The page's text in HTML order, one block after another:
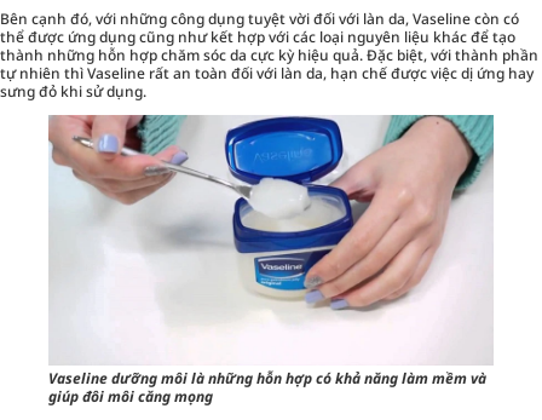
Bên cạnh đó, với những công dụng tuyệt vời đối với làn da, Vaseline còn có
thể được ứng dụng cũng như kết hợp với các loại nguyên liệu khác để tạo
thành những hỗn hợp chăm sóc da cực kỳ hiệu quả. Đặc biệt, với thành phần
tự nhiên thì Vaseline rất an toàn đối với làn da, hạn chế được việc dị ứng hay
sưng đỏ khi sử dụng.
Vaseline dưỡng môi là những hỗn hợp có khả năng làm mềm và
giúp đôi môi căng mọng